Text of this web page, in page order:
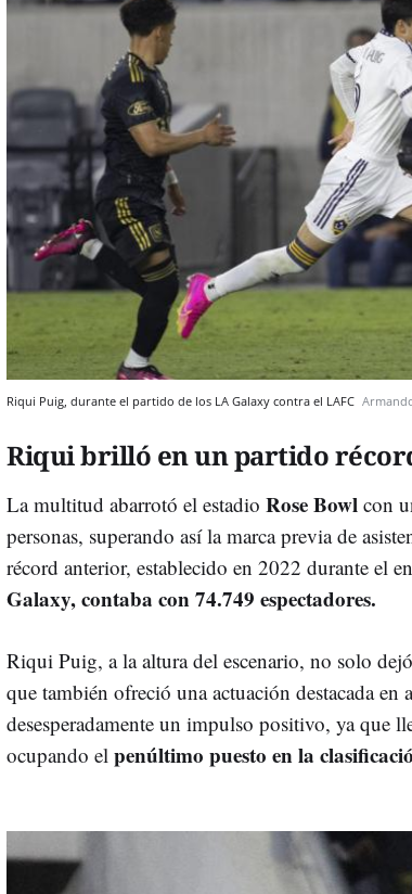
Riqui Puig, durante el partido de los LA Galaxy contra el LAFC
Riqui brilló en un partido
La multitud abarrotó el estadio Rose Bowl con
personas, superando así la marca previa de
récord anterior, establecido en 2022 durante el
Galaxy, contaba con 74.749 espectadores.
Riqui Puig, a la altura del escenario, no solo
que también ofreció una actuación destacada en
desesperadamente un impulso positivo, ya que
ocupando el penúltimo puesto en la